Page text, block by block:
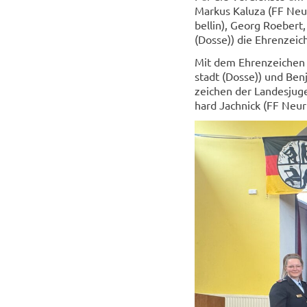
Mar­kus Ka­lu­za (FF
bel­lin), Georg
(Dosse)) die
Mit dem
stadt (Dosse)) und
zei­chen der
hard Jach­nick (FF